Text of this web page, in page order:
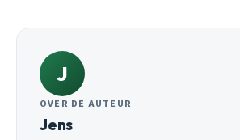
J
OVER DE AUTEUR
Jens